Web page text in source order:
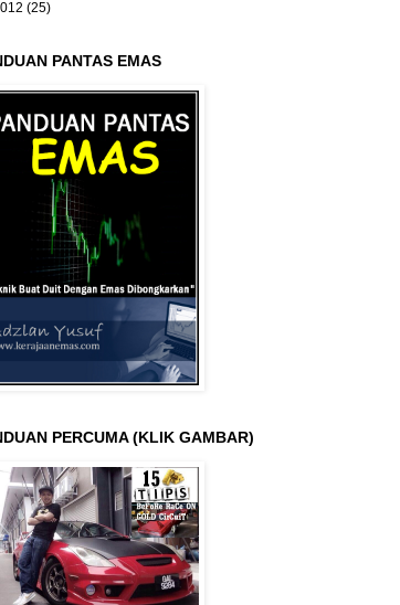
(25)
PANTAS EMAS
PERCUMA (KLIK GAMBAR)